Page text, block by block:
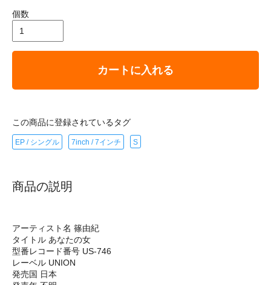
個数
カートに入れる
この商品に登録されているタグ
EP / シングル 7inch / 7インチ S
商品の説明
アーティスト名 篠由紀
タイトル あなたの女
型番レコード番号 US-746
レーベル UNION
発売国 日本